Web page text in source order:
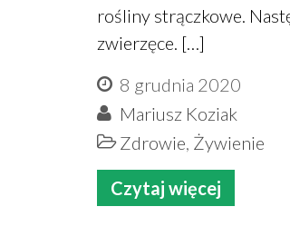
rośliny strączkowe.
zwierzęce. […]
8 grudnia 2020
Mariusz Koziak
Zdrowie, Żywienie
Czytaj więcej